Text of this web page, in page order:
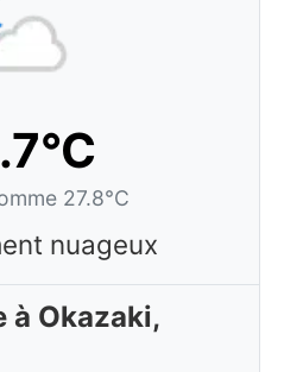
27.8°C
nuageux
à Okazaki,